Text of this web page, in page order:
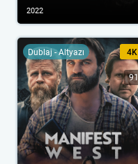
2022
Dublaj - Altyazı 4K
91